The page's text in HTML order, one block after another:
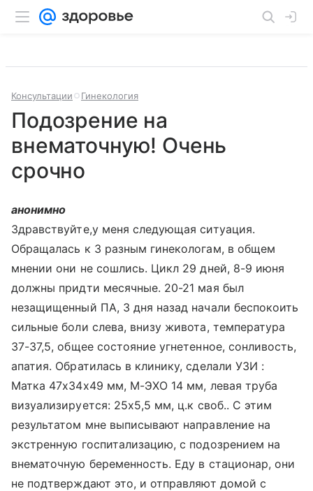
Консультации Гинекология
Подозрение на
внематочную! Очень
срочно
анонимно
Здравствуйте,у меня следующая ситуация.
Обращалась к 3 разным гинекологам, в общем
мнении они не сошлись. Цикл 29 дней, 8-9 июня
должны придти месячные. 20-21 мая был
незащищенный ПА, 3 дня назад начали беспокоить
сильные боли слева, внизу живота, температура
37-37,5, общее состояние угнетенное, сонливость,
апатия. Обратилась в клинику, сделали УЗИ :
Матка 47х34х49 мм, М-ЭХО 14 мм, левая труба
визуализируется: 25х5,5 мм, ц.к своб.. С этим
результатом мне выписывают направление на
экстренную госпитализацию, с подозрением на
внематочную беременность. Еду в стационар, они
не подтверждают это, и отправляют домой с